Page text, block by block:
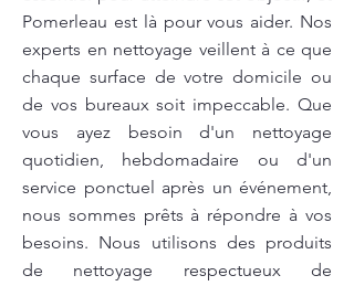
Pomerleau est là pour vous aider. Nos
experts en nettoyage veillent à ce que
chaque surface de votre domicile ou
de vos bureaux soit impeccable. Que
vous ayez besoin d'un nettoyage
quotidien, hebdomadaire ou d'un
service ponctuel après un événement,
nous sommes prêts à répondre à vos
besoins. Nous utilisons des produits
de nettoyage respectueux de